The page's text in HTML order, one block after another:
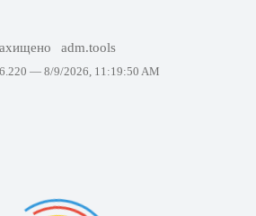
adm.tools
— 8/9/2026, 11:19:50 AM